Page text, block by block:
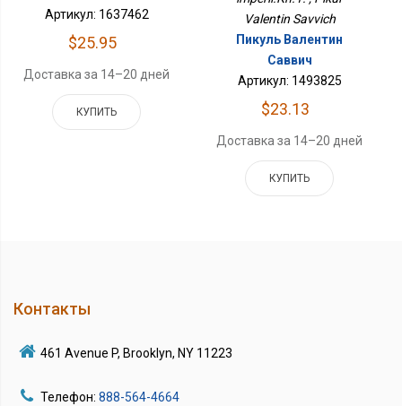
Артикул: 1637462
$25.95
Доставка за 14–20 дней
КУПИТЬ
Valentin Savvich
Пикуль Валентин
Саввич
Артикул: 1493825
$23.13
Доставка за 14–20 дней
КУПИТЬ
Контакты
461 Avenue P, Brooklyn, NY 11223
Телефон: 888-564-4664